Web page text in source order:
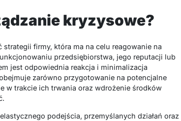
kryzysowe?
firmy, która ma na celu reagowanie na
przedsiębiorstwa, jego reputacji lub
jest odpowiednia reakcja i minimalizacja
zarówno przygotowanie na potencjalne
w trakcie ich trwania oraz wdrożenie środków
podejścia, przemyślanych działań oraz